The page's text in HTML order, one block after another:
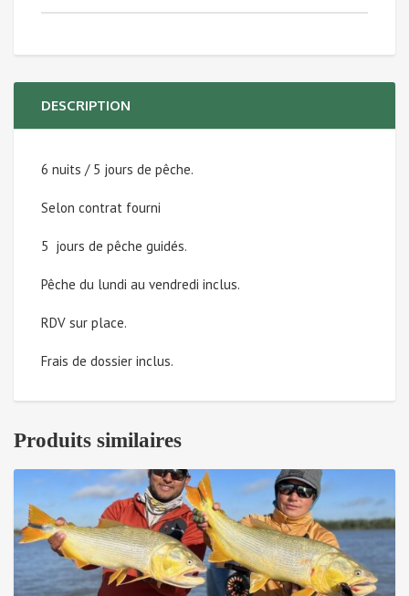
FORET
NOIRE
du
25
au
payer)
DESCRIPTION
6 nuits / 5 jours de pêche.
Selon contrat fourni
5 jours de pêche guidés.
Pêche du lundi au vendredi inclus.
RDV sur place.
Frais de dossier inclus.
Produits similaires